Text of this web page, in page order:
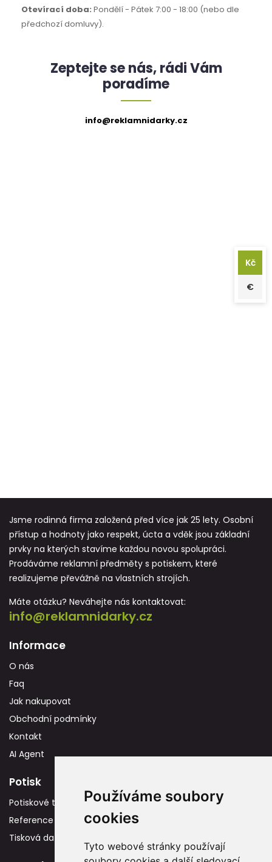
Používáme soubory
cookies
Tyto webové stránky používají
Otevírací doba: Pondělí - Pátek 7:00 - 18:00 (nebo dle
předchozí domluvy).
Zeptejte se nás, rádi Vám
poradíme
info@reklamnidarky.cz
Jsme rodinná firma založená před více jak 25 lety. Osobní
přístup a hodnoty jako respekt, úcta a vděk jsou základní
prvky na kterých stavíme každou novou spolupráci.
Prodáváme reklamní předměty s potiskem, které
realizujeme převážně na vlastních strojích.
Máte otázku? Neváhejte nás kontaktovat:
info@reklamnidarky.cz
Informace
O nás
Faq
Jak nakupovat
Obchodní podmínky
Kontakt
AI Agent
Potisk
Potiskové technologie
Reference
Tisková data
Kč
€